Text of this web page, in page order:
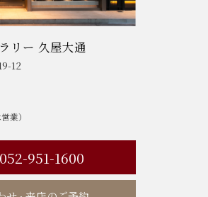
リー 久屋大通
12
業）
052-951-1600